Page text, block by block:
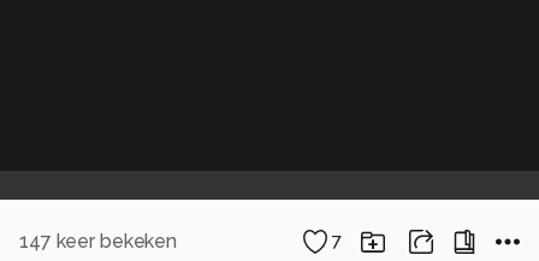
147 keer bekeken 7